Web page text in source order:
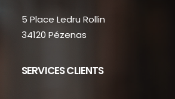
5 Place Ledru Rollin
34120 Pézenas
SERVICES CLIENTS